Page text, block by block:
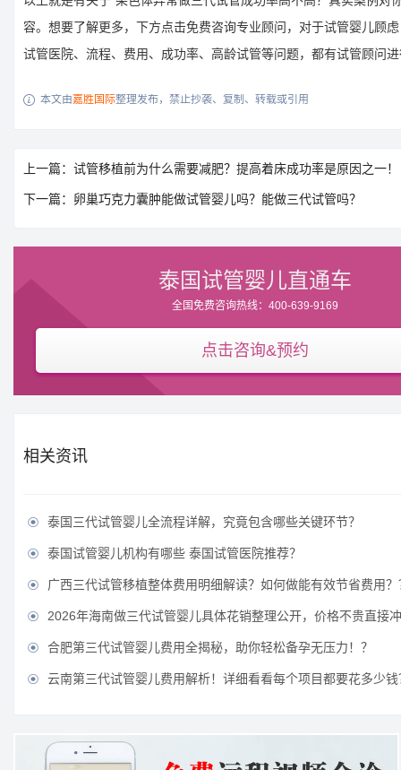
容。想要了解更多，下方点击免费咨询专业顾问，对于试管婴儿顾
试管医院、流程、费用、成功率、高龄试管等问题，都有试管顾问
 本文由嘉胜国际整理发布，禁止抄袭、复制、转载或引用
上一篇：试管移植前为什么需要减肥？提高着床成功率是原因之一！
下一篇：卵巢巧克力囊肿能做试管婴儿吗？能做三代试管吗？
泰国试管婴儿直通车
全国免费咨询热线：400-639-9169
点击咨询&预约
相关资讯
 泰国三代试管婴儿全流程详解，究竟包含哪些关键环节？
 泰国试管婴儿机构有哪些 泰国试管医院推荐？
 广西三代试管移植整体费用明细解读？如何做能有效节省费用？
 2026年海南做三代试管婴儿具体花销整理公开，价格不贵直接
 合肥第三代试管婴儿费用全揭秘，助你轻松备孕无压力！？
 云南第三代试管婴儿费用解析！详细看看每个项目都要花多少钱